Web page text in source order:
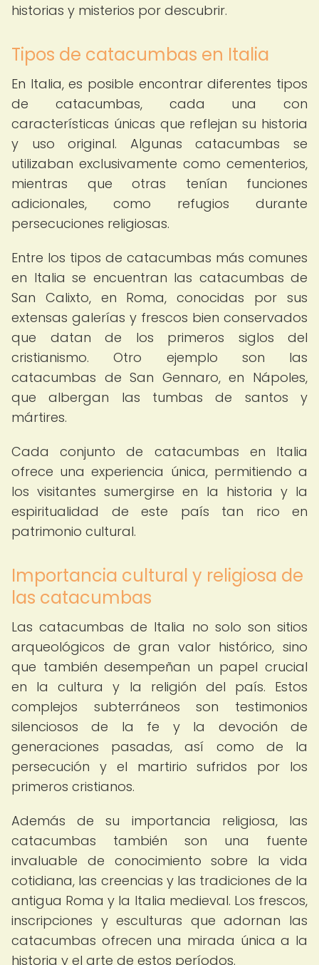
historias y misterios por descubrir.
Tipos de catacumbas en Italia
En Italia, es posible encontrar diferentes tipos
de catacumbas, cada una con
características únicas que reflejan su historia
y uso original. Algunas catacumbas se
utilizaban exclusivamente como cementerios,
mientras que otras tenían funciones
adicionales, como refugios durante
persecuciones religiosas.
Entre los tipos de catacumbas más comunes
en Italia se encuentran las catacumbas de
San Calixto, en Roma, conocidas por sus
extensas galerías y frescos bien conservados
que datan de los primeros siglos del
cristianismo. Otro ejemplo son las
catacumbas de San Gennaro, en Nápoles,
que albergan las tumbas de santos y
mártires.
Cada conjunto de catacumbas en Italia
ofrece una experiencia única, permitiendo a
los visitantes sumergirse en la historia y la
espiritualidad de este país tan rico en
patrimonio cultural.
Importancia cultural y religiosa de
las catacumbas
Las catacumbas de Italia no solo son sitios
arqueológicos de gran valor histórico, sino
que también desempeñan un papel crucial
en la cultura y la religión del país. Estos
complejos subterráneos son testimonios
silenciosos de la fe y la devoción de
generaciones pasadas, así como de la
persecución y el martirio sufridos por los
primeros cristianos.
Además de su importancia religiosa, las
catacumbas también son una fuente
invaluable de conocimiento sobre la vida
cotidiana, las creencias y las tradiciones de la
antigua Roma y la Italia medieval. Los frescos,
inscripciones y esculturas que adornan las
catacumbas ofrecen una mirada única a la
historia y el arte de estos períodos.